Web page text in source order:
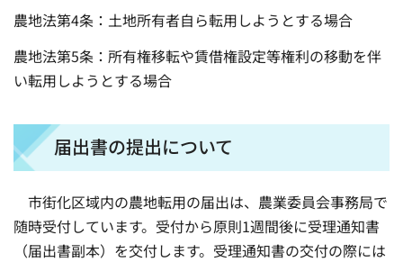
農地法第4条：土地所有者自ら転用しようとする場合
農地法第5条：所有権移転や賃借権設定等権利の移動を伴
い転用しようとする場合
届出書の提出について
市街化区域内の農地転用の届出は、農業委員会事務局で
随時受付しています。受付から原則1週間後に受理通知書
（届出書副本）を交付します。受理通知書の交付の際には